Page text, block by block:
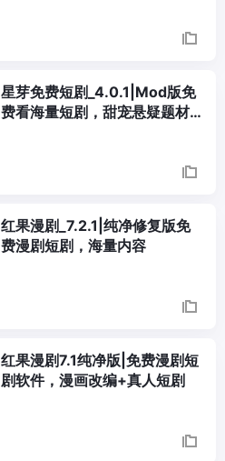
星芽免费短剧_4.0.1|Mod版免
费看海量短剧，甜宠悬疑题材丰
红果漫剧_7.2.1|纯净修复版免
费漫剧短剧，海量内容
红果漫剧7.1纯净版|免费漫剧短
剧软件，漫画改编+真人短剧